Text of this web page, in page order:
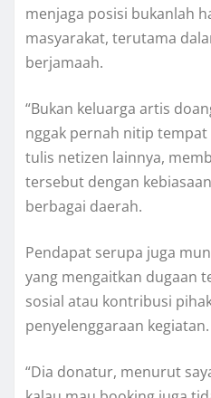
menjaga posisi bukanlah
masyarakat, terutama
berjamaah.
“Bukan keluarga artis
nggak pernah nitip
tulis netizen lainnya,
tersebut dengan
berbagai daerah.
Pendapat serupa juga
yang mengaitkan dugaan
sosial atau kontribusi
penyelenggaraan kegiatan.
“Dia donatur, menurut